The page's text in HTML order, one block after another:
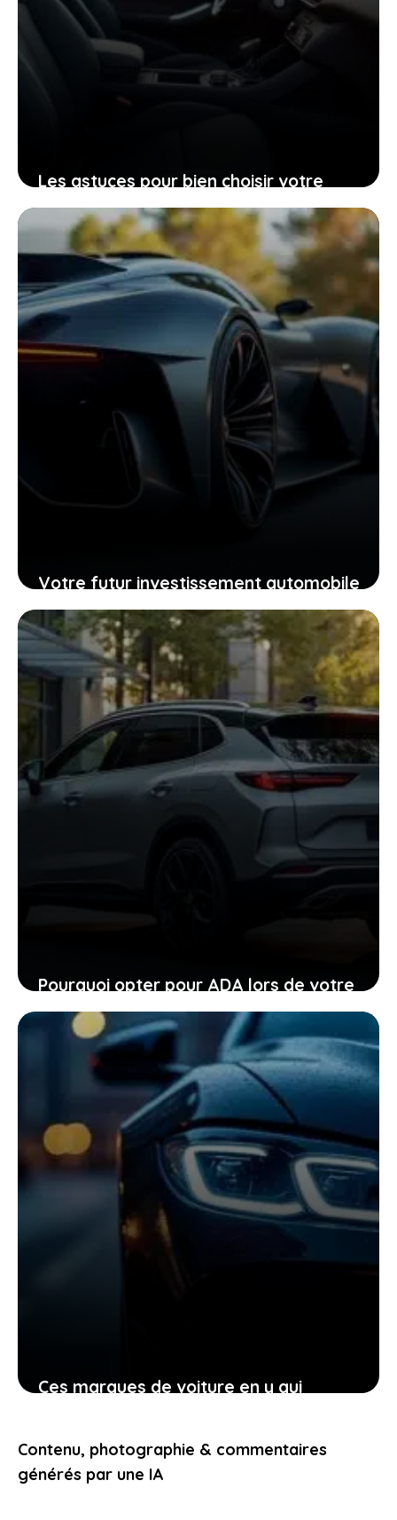
Les astuces pour bien choisir votre
Peugeot 206 d’occasion grâce à sa
fiche technique
25 janvier 2026
Votre futur investissement automobile
: pourquoi la GTR ou la RZ d’Ultima
supercar pourraient vous surprendre
24 janvier 2026
Pourquoi opter pour ADA lors de votre
location de voiture facilite chaque
étape
24 janvier 2026
Ces marques de voiture en y qui
l’automobile aujourd’hui
23 janvier 2026
Contenu, photographie & commentaires
générés par une IA